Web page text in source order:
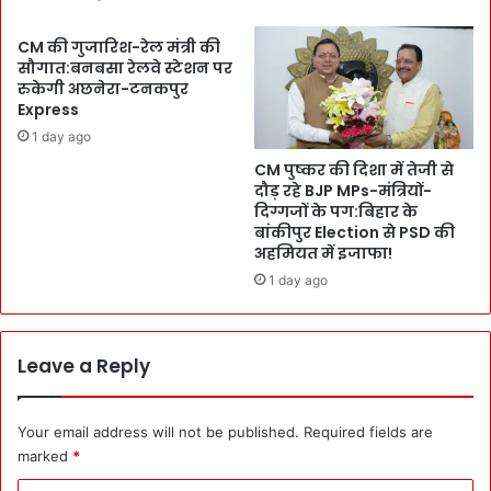
ना
अ
धि
या
ऋ
षि
के
CM की गुजारिश-रेल मंत्री की
सौगात:बनबसा रेलवे स्टेशन पर
रुकेगी अछनेरा-टनकपुर
Express
1 day ago
CM पुष्कर की दिशा में तेजी से
दौड़ रहे BJP MPs-मंत्रियों-
दिग्गजों के पग:बिहार के
बांकीपुर Election से PSD की
अहमियत में इजाफा!
1 day ago
Leave a Reply
Your email address will not be published. Required fields are
marked *